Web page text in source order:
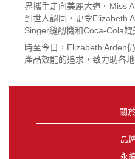
界攜手走向美麗大道。Miss
到世人認同，更令Elizabeth
Singer縫紉機和Coca-Cola媲
時至今日，Elizabeth Arden
產品效能的追求，致力助各
關
品
永